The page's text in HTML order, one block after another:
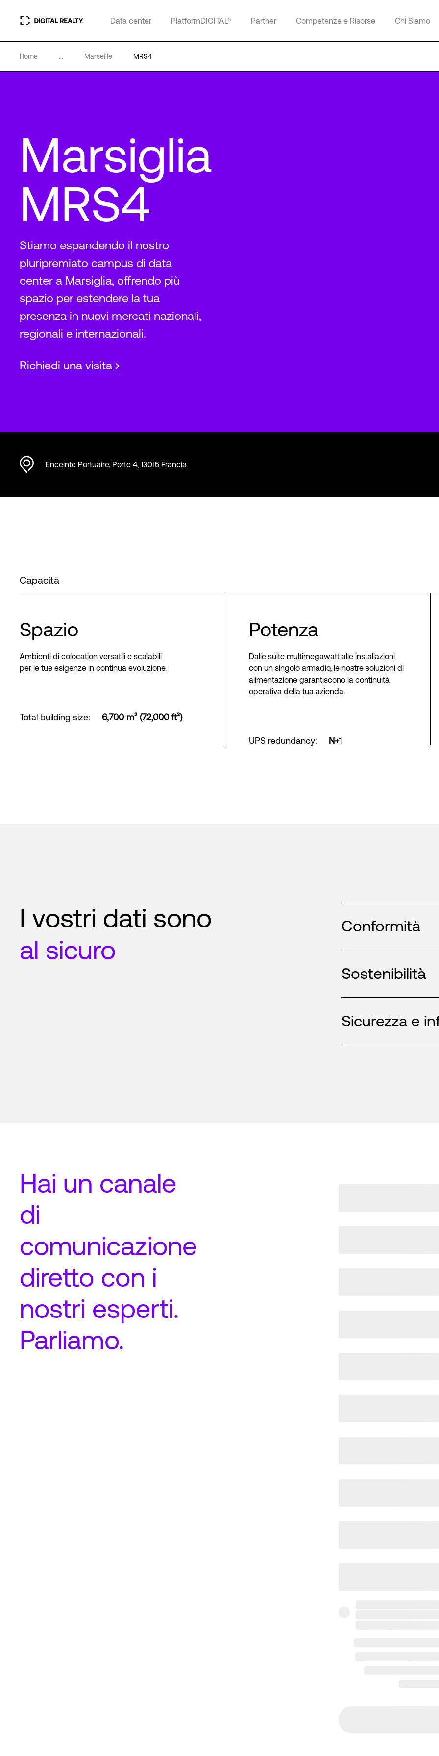
Data center PlatformDIGITAL® Partner Competenze e Risorse Chi Siamo
Home ... Marseille MRS4
Marsiglia
MRS4
Stiamo espandendo il nostro
pluripremiato campus di data
center a Marsiglia, offrendo più
spazio per estendere la tua
presenza in nuovi mercati nazionali,
regionali e internazionali.
Richiedi una visita
Enceinte Portuaire, Porte 4, 13015 Francia
Capacità
Spazio
Ambienti di colocation versatili e scalabili
per le tue esigenze in continua evoluzione.
Total building size: 6,700 m² (72,000 ft²)
Potenza
Dalle suite multimegawatt alle installazioni
con un singolo armadio, le nostre soluzioni di
alimentazione garantiscono la continuità
operativa della tua azienda.
UPS redundancy: N+1
I vostri dati sono
al sicuro
Conformità
Sostenibilità
Sicurezza e
Hai un canale
di
comunicazione
diretto con i
nostri esperti.
Parliamo.